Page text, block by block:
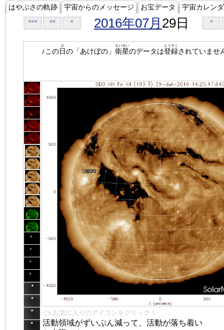
はやぶさの軌跡 宇宙からのメッセージ お宝データ 宇宙カレン
<<< << < 2016年07月 29日 >
♪この日
ひ
の「あけぼの」 衛星
えいせい
のデータは登録
とうろく
されていませ
👈 お気に入りのアイコンをクリック！
活動領域がずいぶん減って、活動が落ち着い